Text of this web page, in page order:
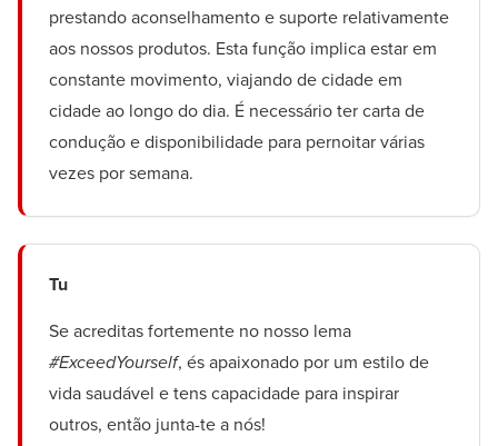
prestando aconselhamento e suporte relativamente
aos nossos produtos. Esta função implica estar em
constante movimento, viajando de cidade em
cidade ao longo do dia. É necessário ter carta de
condução e disponibilidade para pernoitar várias
vezes por semana.
Tu
Se acreditas fortemente no nosso lema
#ExceedYourself, és apaixonado por um estilo de
vida saudável e tens capacidade para inspirar
outros, então junta-te a nós!